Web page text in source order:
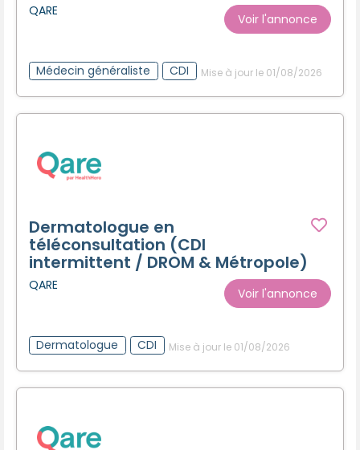
QARE
Voir l'annonce
Médecin généraliste CDI Mise à jour le 01/08/2026
Dermatologue en
téléconsultation (CDI
intermittent / DROM & Métropole)
QARE
Voir l'annonce
Dermatologue CDI Mise à jour le 01/08/2026